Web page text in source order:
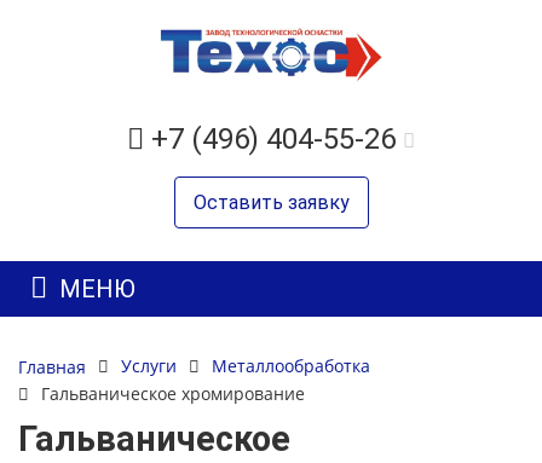
+7 (496) 404-55-26
Оставить заявку
МЕНЮ
Главная Услуги
Металлообработка
Гальваническое хромирование
Гальваническое